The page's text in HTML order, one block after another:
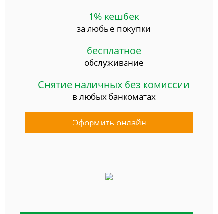
1% кешбек
за любые покупки
бесплатное
обслуживание
Снятие наличных без комиссии
в любых банкоматах
Оформить онлайн